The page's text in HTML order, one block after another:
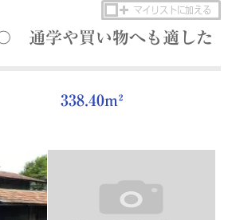
通学や買い物へも適した
338.40m²